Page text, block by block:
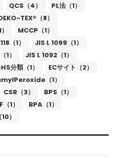
QCS（4）
PL法（1）
TEX®（8）
MCCP（1）
（1）
JIS L 1099（1）
1）
JIS L 1092（1）
分類（1）
ECサイト（2）
（1）
CSR（3）
BPS（1）
1）
BPA（1）
）